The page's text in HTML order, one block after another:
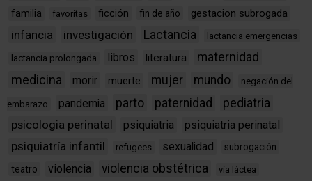
familia favoritas ficción fin de año gestacion subrogada
infancia investigación Lactancia lactancia emergencias
lactancia prolongada libros literatura maternidad
medicina morir muerte mujer mundo negación del
embarazo pandemia parto paternidad
pediatria
psicologia perinatal
psiquiatria psiquiatria perinatal
psiquiatría infantil refugees sexualidad
subrogación
teatro
violencia violencia obstétrica vía láctea